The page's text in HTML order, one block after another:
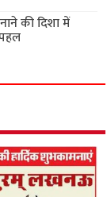
की दिशा में